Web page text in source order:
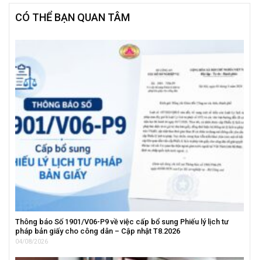
CÓ THỂ BẠN QUAN TÂM
Thông báo Số 1901/V06-P9 về việc cấp bổ sung Phiếu lý lịch tư
pháp bản giấy cho công dân – Cập nhật T8.2026
04/08/2026